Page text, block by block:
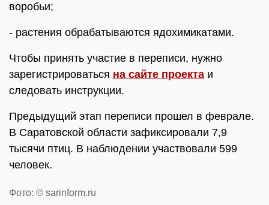
воробьи;
- растения обрабатываются ядохимикатами.
Чтобы принять участие в переписи, нужно
зарегистрироваться на сайте проекта и
следовать инструкции.
Предыдущий этап переписи прошел в феврале.
В Саратовской области зафиксировали 7,9
тысячи птиц. В наблюдении участвовали 599
человек.
Фото: © sarinform.ru